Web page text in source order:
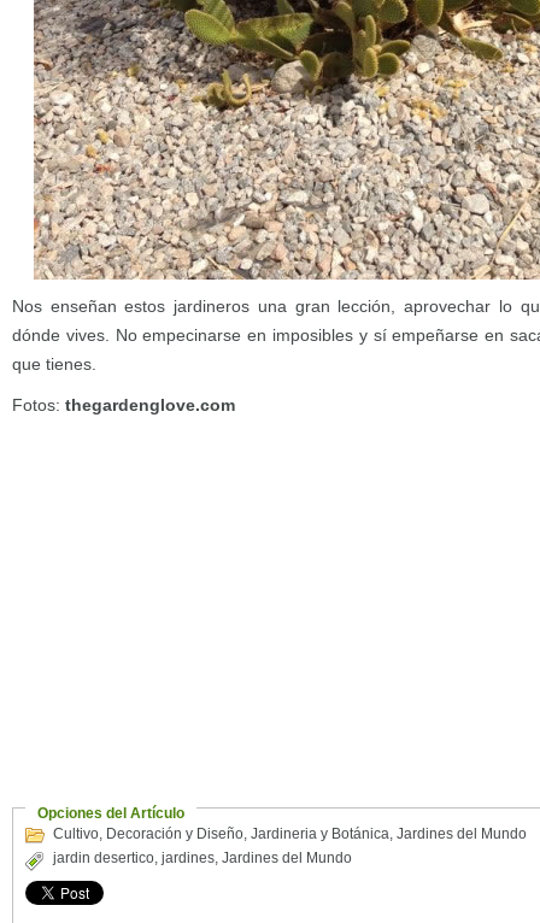
Nos enseñan estos jardineros una gran lección, aprovechar lo
dónde vives. No empecinarse en imposibles y sí empeñarse en
que tienes.
Fotos: thegardenglove.com
Opciones del Artículo
Cultivo, Decoración y Diseño, Jardineria y Botánica, Jardines del Mundo
jardin desertico, jardines, Jardines del Mundo